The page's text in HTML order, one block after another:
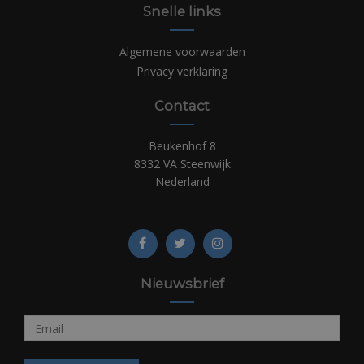
Snelle links
Algemene voorwaarden
Privacy verklaring
Contact
Beukenhof 8
8332 VA Steenwijk
Nederland
Nieuwsbrief